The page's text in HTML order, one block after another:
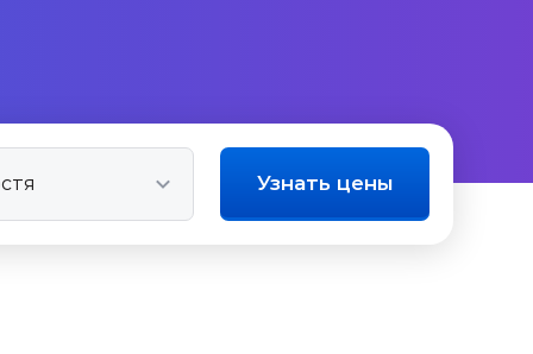
Узнать цены